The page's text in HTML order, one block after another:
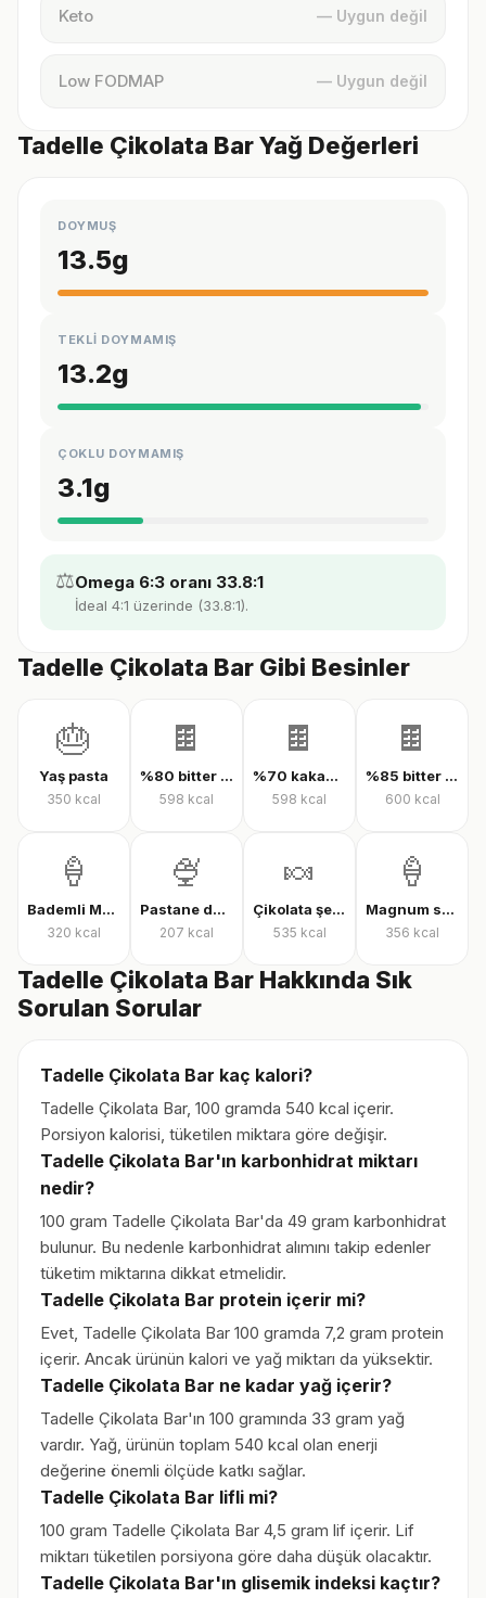
Keto — Uygun değil
Low FODMAP — Uygun değil
Tadelle Çikolata Bar Yağ Değerleri
DOYMUŞ
13.5g
TEKLİ DOYMAMIŞ
13.2g
ÇOKLU DOYMAMIŞ
3.1g
⚖️Omega 6:3 oranı 33.8:1
İdeal 4:1 üzerinde (33.8:1).
Tadelle Çikolata Bar Gibi Besinler
🎂
Yaş pasta
350 kcal
🍫
%80 bitter çikolata
598 kcal
🍫
%70 kakaolu bitter çikolata
598 kcal
🍫
%85 bitter çikolata
600 kcal
🍦
Bademli Magnum dondurma
320 kcal
🍨
Pastane dondurması
207 kcal
🍬
Çikolata şekeri
535 kcal
🍦
Magnum sandviç bademli dondurma
356 kcal
Tadelle Çikolata Bar Hakkında Sık
Sorulan Sorular
Tadelle Çikolata Bar kaç kalori?
Tadelle Çikolata Bar, 100 gramda 540 kcal içerir.
Porsiyon kalorisi, tüketilen miktara göre değişir.
Tadelle Çikolata Bar'ın karbonhidrat miktarı
nedir?
100 gram Tadelle Çikolata Bar'da 49 gram karbonhidrat
bulunur. Bu nedenle karbonhidrat alımını takip edenler
tüketim miktarına dikkat etmelidir.
Tadelle Çikolata Bar protein içerir mi?
Evet, Tadelle Çikolata Bar 100 gramda 7,2 gram protein
içerir. Ancak ürünün kalori ve yağ miktarı da yüksektir.
Tadelle Çikolata Bar ne kadar yağ içerir?
Tadelle Çikolata Bar'ın 100 gramında 33 gram yağ
vardır. Yağ, ürünün toplam 540 kcal olan enerji
değerine önemli ölçüde katkı sağlar.
Tadelle Çikolata Bar lifli mi?
100 gram Tadelle Çikolata Bar 4,5 gram lif içerir. Lif
miktarı tüketilen porsiyona göre daha düşük olacaktır.
Tadelle Çikolata Bar'ın glisemik indeksi kaçtır?